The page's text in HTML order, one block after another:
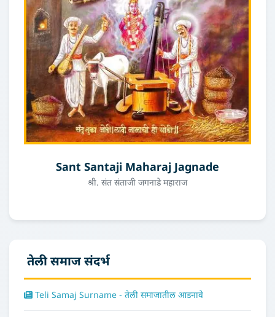
Sant Santaji Maharaj Jagnade
श्री. संत संताजी जगनाडे महाराज
तेली समाज संदर्भ
Teli Samaj Surname - तेली समाजातील आडनावे